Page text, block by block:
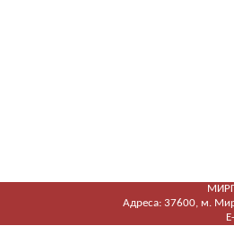
Адреса: 37600, м.